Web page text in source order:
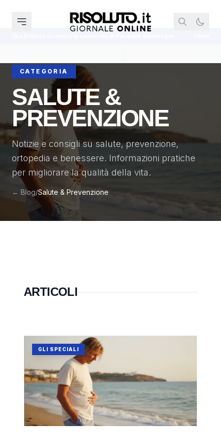
CATEGORIA
SALUTE &
PREVENZIONE
Notizie e consigli su salute, prevenzione,
ortopedia e benessere. Informazioni pratiche
per migliorare la qualità della vita.
← Blog/Salute & Prevenzione
ARTICOLI
GLI SPECIALI